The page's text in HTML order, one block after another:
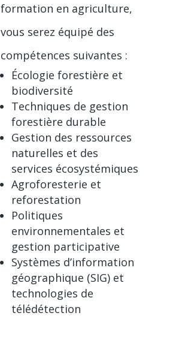
formation en agriculture,
vous serez équipé des
compétences suivantes :
Écologie forestière et
biodiversité
Techniques de gestion
forestière durable
Gestion des ressources
naturelles et des
services écosystémiques
Agroforesterie et
reforestation
Politiques
environnementales et
gestion participative
Systèmes d’information
géographique (SIG) et
technologies de
télédétection